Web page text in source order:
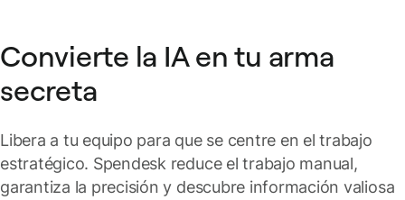
Convierte la IA en tu arma
secreta
Libera a tu equipo para que se centre en el trabajo
estratégico. Spendesk reduce el trabajo manual,
garantiza la precisión y descubre información valiosa